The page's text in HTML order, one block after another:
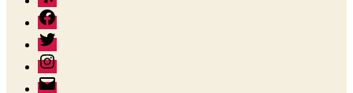
Facebook
Twitter
Instagram
E-